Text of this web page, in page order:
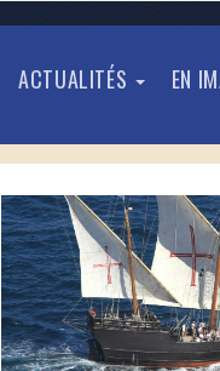
ACTUALITÉS EN